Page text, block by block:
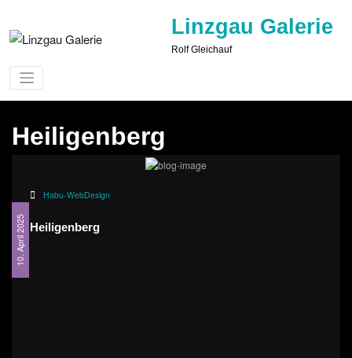
springen
Linzgau Galerie
Rolf Gleichauf
Heiligenberg
10. April 2025
Habu-WebDesign
Heiligenberg